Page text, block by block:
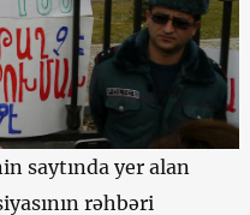
saytında yer alan
rəhbəri